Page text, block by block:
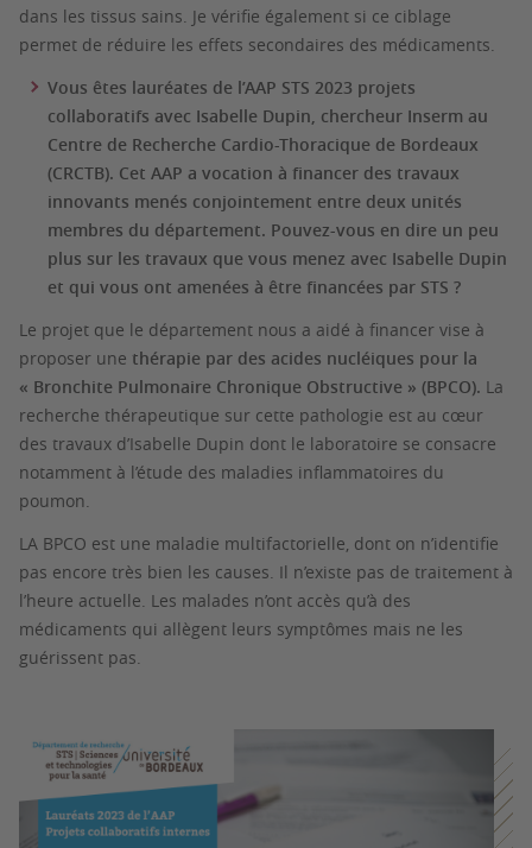
dans les tissus sains. Je vérifie également si ce ciblage
permet de réduire les effets secondaires des médicaments.
Vous êtes lauréates de l’AAP STS 2023 projets
collaboratifs avec Isabelle Dupin, chercheur Inserm au
Centre de Recherche Cardio-Thoracique de Bordeaux
(CRCTB). Cet AAP a vocation à financer des travaux
innovants menés conjointement entre deux unités
membres du département. Pouvez-vous en dire un peu
plus sur les travaux que vous menez avec Isabelle Dupin
et qui vous ont amenées à être financées par STS ?
Le projet que le département nous a aidé à financer vise à
proposer une thérapie par des acides nucléiques pour la
« Bronchite Pulmonaire Chronique Obstructive » (BPCO). La
recherche thérapeutique sur cette pathologie est au cœur
des travaux d’Isabelle Dupin dont le laboratoire se consacre
notamment à l’étude des maladies inflammatoires du
poumon.
LA BPCO est une maladie multifactorielle, dont on n’identifie
pas encore très bien les causes. Il n’existe pas de traitement à
l’heure actuelle. Les malades n’ont accès qu’à des
médicaments qui allègent leurs symptômes mais ne les
guérissent pas.